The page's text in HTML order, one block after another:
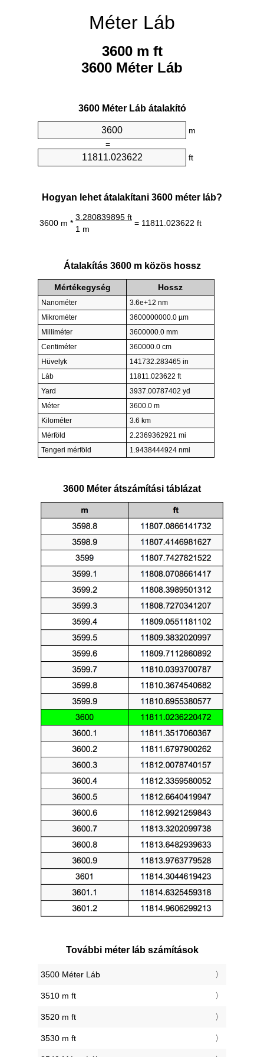
Méter Láb
3600 m ft
3600 Méter Láb
3600 Méter Láb átalakító
m
=
ft
Hogyan lehet átalakítani 3600 méter láb?
3600 m *
3.280839895 ft
= 11811.023622 ft
1 m
Átalakítás 3600 m közös hossz
Mértékegység Hossz
Nanométer
3.6e+12 nm
Mikrométer
3600000000.0 µm
Milliméter
3600000.0 mm
Centiméter
360000.0 cm
Hüvelyk
141732.283465 in
Láb
11811.023622 ft
Yard
3937.00787402 yd
Méter
3600.0 m
Kilométer
3.6 km
Mérföld
2.2369362921 mi
Tengeri mérföld
1.9438444924 nmi
3600 Méter átszámítási táblázat
További méter láb számítások
3500 Méter Láb
3510 m ft
3520 m ft
3530 m ft